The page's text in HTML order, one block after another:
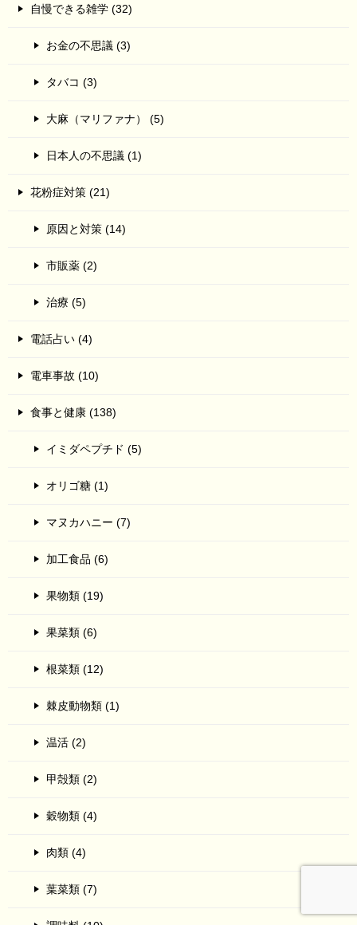
自慢できる雑学 (32)
お金の不思議 (3)
タバコ (3)
大麻（マリファナ） (5)
日本人の不思議 (1)
花粉症対策 (21)
原因と対策 (14)
市販薬 (2)
治療 (5)
電話占い (4)
電車事故 (10)
食事と健康 (138)
イミダペプチド (5)
オリゴ糖 (1)
マヌカハニー (7)
加工食品 (6)
果物類 (19)
果菜類 (6)
根菜類 (12)
棘皮動物類 (1)
温活 (2)
甲殻類 (2)
穀物類 (4)
肉類 (4)
葉菜類 (7)